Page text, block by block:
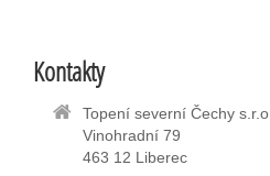
Kontakty
Topení severní Čechy s.r.o.
Vinohradní 79
463 12 Liberec